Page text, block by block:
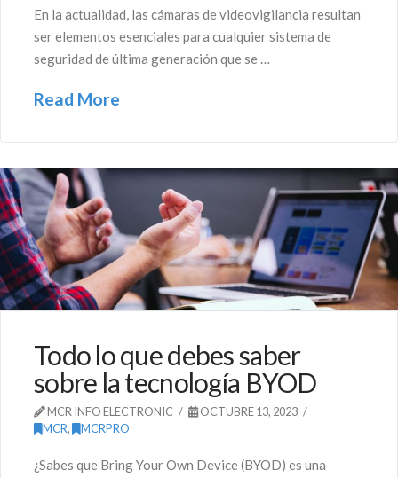
En la actualidad, las cámaras de videovigilancia resultan
ser elementos esenciales para cualquier sistema de
seguridad de última generación que se …
Read More
Todo lo que debes saber
sobre la tecnología BYOD
MCR INFO ELECTRONIC
OCTUBRE 13, 2023
MCR, MCRPRO
¿Sabes que Bring Your Own Device (BYOD) es una